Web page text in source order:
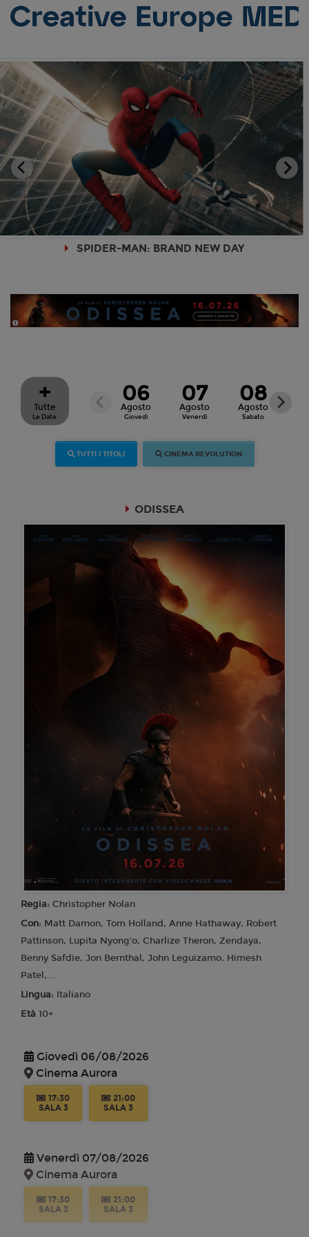
SPIDER-MAN: BRAND NEW DAY
+
Tutte
Le Date
06
Agosto
Giovedì
07
Agosto
Venerdì
08
Agosto
Sabato
TUTTI I TITOLI CINEMA REVOLUTION
ODISSEA
Regia: Christopher Nolan
Con: Matt Damon, Tom Holland, Anne Hathaway, Robert
Pattinson, Lupita Nyong'o, Charlize Theron, Zendaya,
Benny Safdie, Jon Bernthal, John Leguizamo, Himesh
Patel,...
Lingua: Italiano
Età 10+
Giovedì 06/08/2026
Cinema Aurora
17:30
SALA 3
21:00
SALA 3
Venerdì 07/08/2026
Cinema Aurora
17:30
SALA 3
21:00
SALA 3